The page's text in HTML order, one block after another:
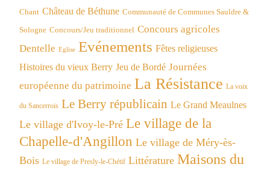
Chant Château de Béthune Communauté de Communes Sauldre &
Sologne Concours/Jeu traditionnel Concours agricoles
Dentelle Eglise Evénements Fêtes religieuses
Histoires du vieux Berry Jeu de Bordé Journées
européenne du patrimoine La Résistance La voix
du Sancerrois Le Berry républicain Le Grand Meaulnes
Le village d'Ivoy-le-Pré Le village de la
Chapelle-d'Angillon Le village de Méry-ès-
Bois Le village de Presly-le-Chétif Littérature Maisons du